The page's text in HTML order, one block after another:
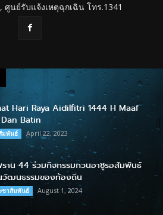
ศูนย์รับแจ้งเหตุฉุกเฉิน โทร.1341
Hari Raya Aidilfitri 1444 H Maaf
Batin
มพันธ์ April 22, 2023
าน 44 ร่วมกิจกรรมกวนอาซูรอสัมพันธ์
วัฒนธรรมของท้องถิ่น
ชาสัมพันธ์ August 1, 2024